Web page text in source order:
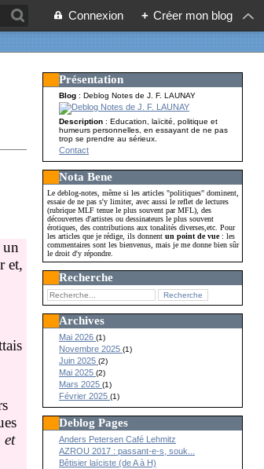
Connexion + Créer mon blog
un
et,
et
Présentation
Blog : Deblog Notes de J. F. LAUNAY
Description: Education, laïcité, politique et
humeurs personnelles, en essayant de ne pas
trop se prendre au sérieux.
Contact
Nota Bene
Le deblog-notes, même si les articles "politiques" dominent,
essaie de ne pas s'y limiter, avec aussi le reflet de lectures
(rubrique MLF tenue le plus souvent par MFL), des
découvertes d'artistes ou dessinateurs le plus souvent
érotiques, des contributions aux tonalités diverses,etc. Pour
les articles que je rédige, ils donnentun point de vue: les
commentaires sont les bienvenus, mais je me donne bien sûr
le droit d'y répondre.
Recherche
Archives
Mai 2026(1)
Novembre 2025(1)
Juin 2025(2)
Mai 2025(2)
Mars 2025(1)
Février 2025(1)
Deblog Pages
Anders Petersen Café Lehmitz
AZROU 2017 : passant-e-s, souk...
Bêtisier laïciste (de A à H)